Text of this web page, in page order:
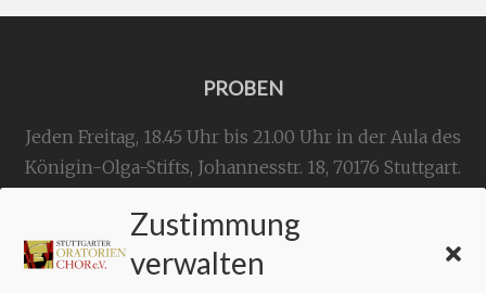
Zustimmung
verwalten
PROBEN
Jeden Freitag, 18.45 Uhr bis 21.00 Uhr in der Aula des
Königin-Olga-Stifts, Johannesstr. 18, 70176 Stuttgart.
KONTAKT
Geschäftsstelle: